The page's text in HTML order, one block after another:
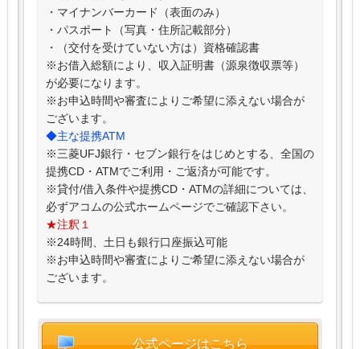
・マイナンバーカード（表面のみ）
・パスポート（写真・住所記載部分）
・（交付を受けていない方は）資格確認書
※お借入総額により、収入証明書（源泉徴収票等）
が必要になります。
※お申込時間や審査によりご希望に添えない場合が
ございます。
◆主な提携ATM
※三菱UFJ銀行・セブン銀行をはじめとする、全国の
提携CD・ATMでご利用・ご返済が可能です。
※貸付/借入条件や提携CD・ATMの詳細については、
必ずアコムの公式ホームページでご確認下さい。
★注釈１
※24時間、土日も銀行口座振込可能
※お申込時間や審査によりご希望に添えない場合が
ございます。
公式ページはこちら